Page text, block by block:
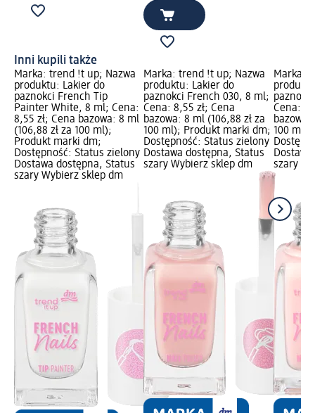
Inni kupili także
Marka: trend !t up; Nazwa
produktu: Lakier do
paznokci French Tip
Painter White, 8 ml; Cena:
8,55 zł; Cena bazowa: 8 ml
(106,88 zł za 100 ml);
Produkt marki dm;
Dostępność: Status zielony
Dostawa dostępna, Status
szary Wybierz sklep dm
Marka: trend !t up; Nazwa
produktu: Lakier do
paznokci French 030, 8 ml;
Cena: 8,55 zł; Cena
bazowa: 8 ml (106,88 zł za
100 ml); Produkt marki dm;
Dostępność: Status zielony
Dostawa dostępna, Status
szary Wybierz sklep dm
Marka:
Cena:
bazowa:
100 ml);
szary